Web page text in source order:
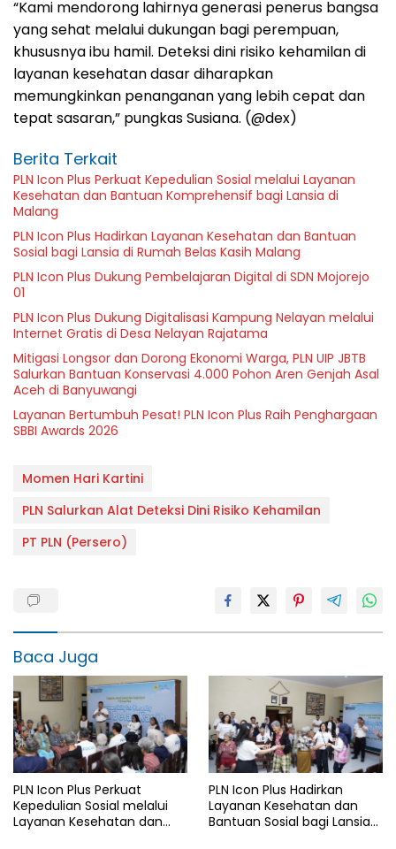
“Kami mendorong lahirnya generasi penerus bangsa
yang sehat melalui dukungan bagi perempuan,
khususnya ibu hamil. Deteksi dini risiko kehamilan di
layanan kesehatan dasar diharapkan
memungkinkan penanganan yang lebih cepat dan
tepat sasaran,” pungkas Susiana. (@dex)
Berita Terkait
PLN Icon Plus Perkuat Kepedulian Sosial melalui Layanan
Kesehatan dan Bantuan Komprehensif bagi Lansia di
Malang
PLN Icon Plus Hadirkan Layanan Kesehatan dan Bantuan
Sosial bagi Lansia di Rumah Belas Kasih Malang
PLN Icon Plus Dukung Pembelajaran Digital di SDN Mojorejo
01
PLN Icon Plus Dukung Digitalisasi Kampung Nelayan melalui
Internet Gratis di Desa Nelayan Rajatama
Mitigasi Longsor dan Dorong Ekonomi Warga, PLN UIP JBTB
Salurkan Bantuan Konservasi 4.000 Pohon Aren Genjah Asal
Aceh di Banyuwangi
Layanan Bertumbuh Pesat! PLN Icon Plus Raih Penghargaan
SBBI Awards 2026
Momen Hari Kartini
PLN Salurkan Alat Deteksi Dini Risiko Kehamilan
PT PLN (Persero)
Baca Juga
PLN Icon Plus Perkuat
Kepedulian Sosial melalui
Layanan Kesehatan dan
PLN Icon Plus Hadirkan
Layanan Kesehatan dan
Bantuan Sosial bagi Lansia